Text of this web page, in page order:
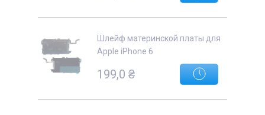
Шлейф материнской платы для
Apple iPhone 6
199,0 ₴